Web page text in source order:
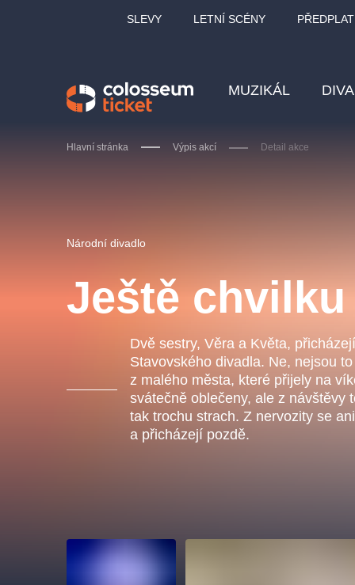
SLEVY LETNÍ SCÉNY
MUZIKÁL
Hlavní stránka Výpis akcí Detail akce
Národní divadlo
Ještě chvilku
Dvě sestry, Věra a Květa,
Stavovského divadla. Ne, nejsou
z malého města, které přijely na
svátečně oblečeny, ale z návštěvy
tak trochu strach. Z nervozity se
a přicházejí pozdě.
OBYČEJNÁ HOLKA
2026
Agentura 44, s.r.o.
Nejnavštěvovanější